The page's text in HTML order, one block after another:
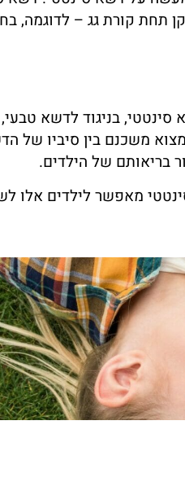
תחת קורת גג – לדוגמה,
בניגוד לדשא טבעי,
משכנם בין סיביו של
בריאותם של הילדים.
מאפשר לילדים אלו